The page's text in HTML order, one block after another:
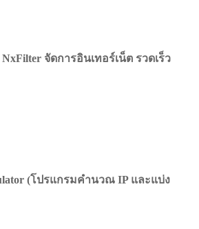
จัดการอินเทอร์เน็ต รวดเร็ว
(โปรแกรมคำนวณ IP และแบ่ง